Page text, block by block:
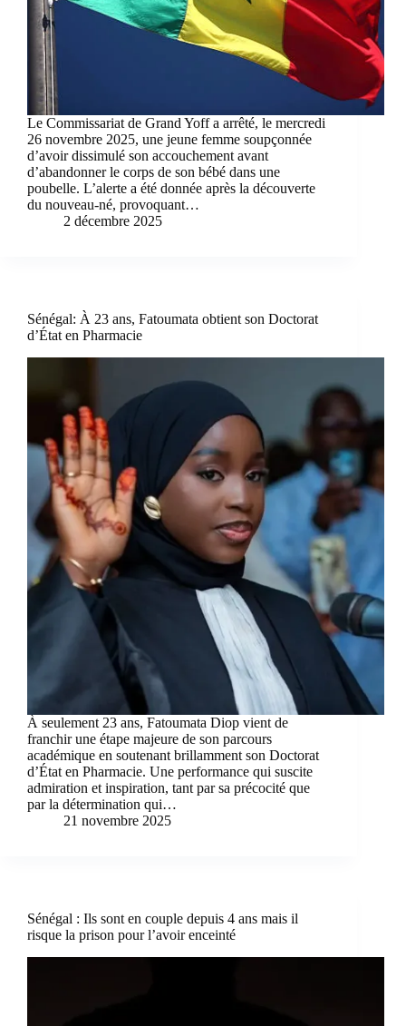
Le Commissariat de Grand Yoff a arrêté, le mercredi
26 novembre 2025, une jeune femme soupçonnée
d’avoir dissimulé son accouchement avant
d’abandonner le corps de son bébé dans une
poubelle. L’alerte a été donnée après la découverte
du nouveau-né, provoquant…
2 décembre 2025
Sénégal: À 23 ans, Fatoumata obtient son Doctorat
d’État en Pharmacie
À seulement 23 ans, Fatoumata Diop vient de
franchir une étape majeure de son parcours
académique en soutenant brillamment son Doctorat
d’État en Pharmacie. Une performance qui suscite
admiration et inspiration, tant par sa précocité que
par la détermination qui…
21 novembre 2025
Sénégal : Ils sont en couple depuis 4 ans mais il
risque la prison pour l’avoir enceinté